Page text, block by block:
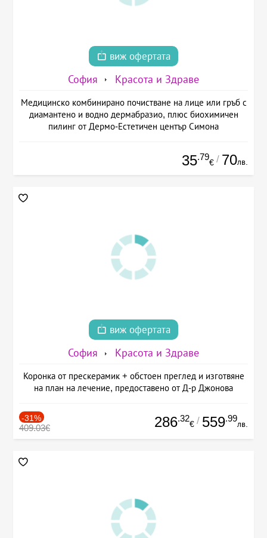
виж офертата
София Красота и Здраве
Медицинско комбинирано почистване на лице или гръб с
диамантено и водно дермабразио, плюс биохимичен
пилинг от Дермо-Естетичен център Симона
35.79
€ / 70лв.
виж офертата
София Красота и Здраве
Коронка от прескерамик + обстоен преглед и изготвяне
на план на лечение, предоставено от Д-р Джонова
-31%
409.03€ 286.32
€ / 559.99
лв.